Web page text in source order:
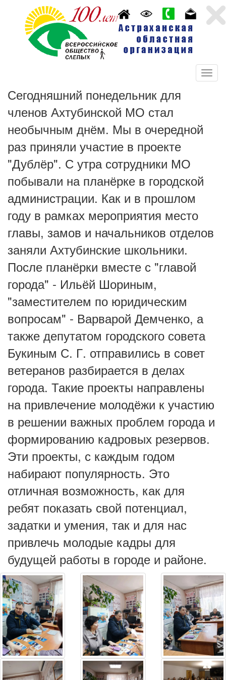
Сегодняшний понедельник для
членов Ахтубинской МО стал
необычным днём. Мы в очередной
раз приняли участие в проекте
"Дублёр". С утра сотрудники МО
побывали на планёрке в городской
администрации. Как и в прошлом
году в рамках мероприятия место
главы, замов и начальников отделов
заняли Ахтубинские школьники.
После планёрки вместе с "главой
города" - Ильёй Шориным,
"заместителем по юридическим
вопросам" - Варварой Демченко, а
также депутатом городского совета
Букиным С. Г. отправились в совет
ветеранов разбирается в делах
города. Такие проекты направлены
на привлечение молодёжи к участию
в решении важных проблем города и
формированию кадровых резервов.
Эти проекты, с каждым годом
набирают популярность. Это
отличная возможность, как для
ребят показать свой потенциал,
задатки и умения, так и для нас
привлечь молодые кадры для
будущей работы в городе и районе.